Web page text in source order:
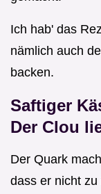
Ich hab' das
nämlich auch
backen.
Saftiger
Der Clou
Der Quark
dass er nicht